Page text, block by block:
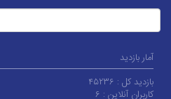
آمار بازدید
بازدید کل : ۴۵۲۳۶
کاربران آنلاین : ۶